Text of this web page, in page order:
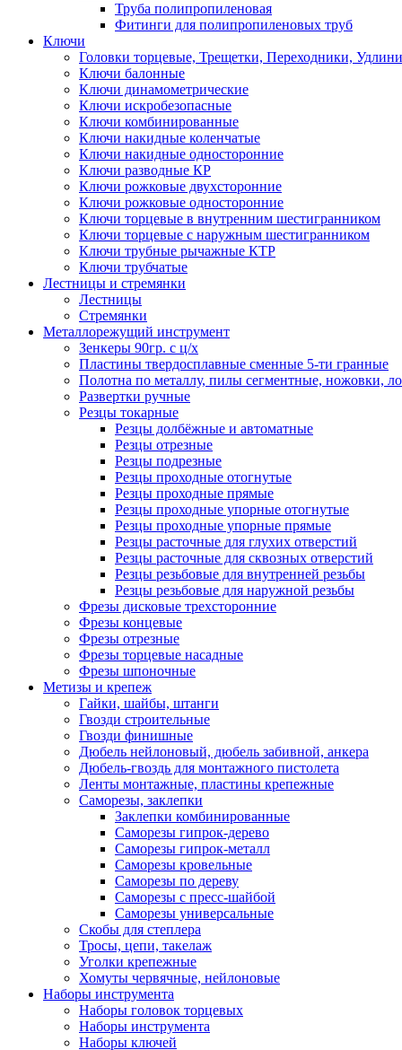
Труба полипропиленовая
Фитинги для полипропиленовых труб
Ключи
Головки торцевые, Трещетки, Переходники,
Ключи балонные
Ключи динамометрические
Ключи искробезопасные
Ключи комбинированные
Ключи накидные коленчатые
Ключи накидные односторонние
Ключи разводные КР
Ключи рожковые двухсторонние
Ключи рожковые односторонние
Ключи торцевые в внутренним шестигранником
Ключи торцевые с наружным шестигранником
Ключи трубные рычажные КТР
Ключи трубчатые
Лестницы и стремянки
Лестницы
Стремянки
Металлорежущий инструмент
Зенкеры 90гр. с ц/х
Пластины твердосплавные сменные 5-ти гранные
Полотна по металлу, пилы сегментные, ножовки,
Развертки ручные
Резцы токарные
Резцы долбёжные и автоматные
Резцы отрезные
Резцы подрезные
Резцы проходные отогнутые
Резцы проходные прямые
Резцы проходные упорные отогнутые
Резцы проходные упорные прямые
Резцы расточные для глухих отверстий
Резцы расточные для сквозных отверстий
Резцы резьбовые для внутренней резьбы
Резцы резьбовые для наружной резьбы
Фрезы дисковые трехсторонние
Фрезы концевые
Фрезы отрезные
Фрезы торцевые насадные
Фрезы шпоночные
Метизы и крепеж
Гайки, шайбы, штанги
Гвозди строительные
Гвозди финишные
Дюбель нейлоновый, дюбель забивной, анкера
Дюбель-гвоздь для монтажного пистолета
Ленты монтажные, пластины крепежные
Саморезы, заклепки
Заклепки комбинированные
Саморезы гипрок-дерево
Саморезы гипрок-металл
Саморезы кровельные
Саморезы по дереву
Саморезы с пресс-шайбой
Саморезы универсальные
Скобы для степлера
Тросы, цепи, такелаж
Уголки крепежные
Хомуты червячные, нейлоновые
Наборы инструмента
Наборы головок торцевых
Наборы инструмента
Наборы ключей